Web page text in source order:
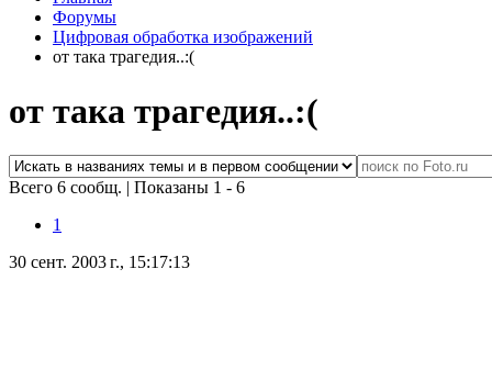
Форумы
Цифровая обработка изображений
от така трагедия..:(
от така трагедия..:(
Всего 6 сообщ. | Показаны 1 - 6
1
30 сент. 2003 г., 15:17:13